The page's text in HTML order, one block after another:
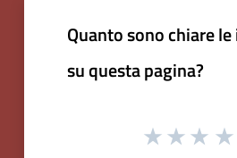
Quanto sono chiare
su questa pagina?